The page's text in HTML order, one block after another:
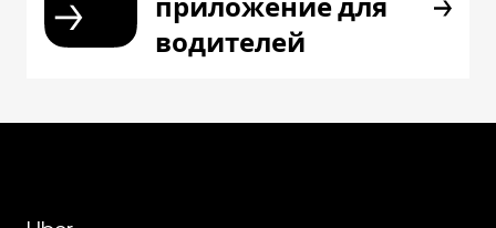
приложение для
водителей